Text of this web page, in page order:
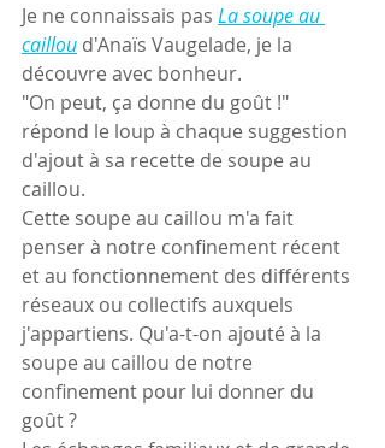
Je ne connaissais pas La soupe au
caillou d'Anaïs Vaugelade, je la
découvre avec bonheur.
"On peut, ça donne du goût !"
répond le loup à chaque suggestion
d'ajout à sa recette de soupe au
caillou.
Cette soupe au caillou m'a fait
penser à notre confinement récent
et au fonctionnement des différents
réseaux ou collectifs auxquels
j'appartiens. Qu'a-t-on ajouté à la
soupe au caillou de notre
confinement pour lui donner du
goût ?